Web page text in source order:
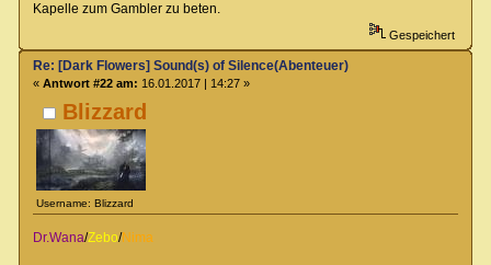
Kapelle zum Gambler zu beten.
Gespeichert
Blizzard
Username: Blizzard
Re: [Dark Flowers] Sound(s) of Silence(Abenteuer)
« Antwort #22 am: 16.01.2017 | 14:27 »
Dr.Wana/Zebo/Nima